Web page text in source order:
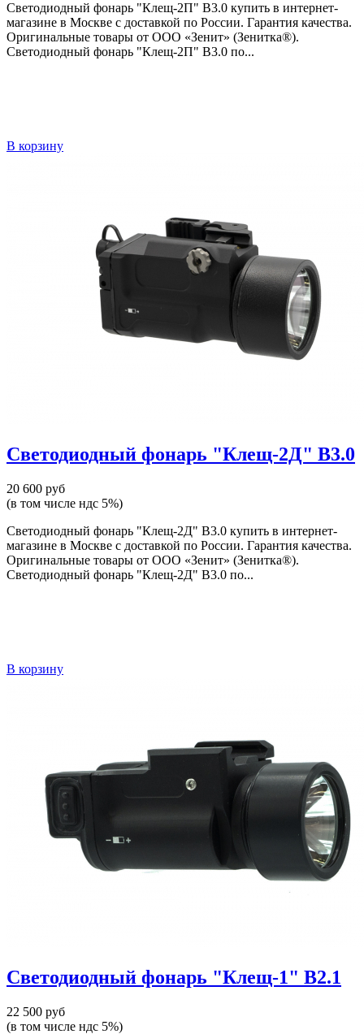
Светодиодный фонарь "Клещ-2П" В3.0 купить в интернет-
магазине в Москве с доставкой по России. Гарантия качества.
Оригинальные товары от ООО «Зенит» (Зенитка®).
Светодиодный фонарь "Клещ-2П" В3.0 по...
В корзину
Светодиодный фонарь "Клещ-2Д" В3.0
20 600 руб
(в том числе ндс 5%)
Светодиодный фонарь "Клещ-2Д" В3.0 купить в интернет-
магазине в Москве с доставкой по России. Гарантия качества.
Оригинальные товары от ООО «Зенит» (Зенитка®).
Светодиодный фонарь "Клещ-2Д" В3.0 по...
В корзину
Светодиодный фонарь "Клещ-1" В2.1
22 500 руб
(в том числе ндс 5%)